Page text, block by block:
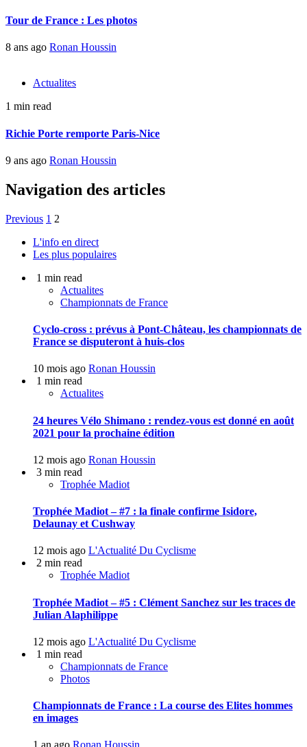
Tour de France : Les photos
8 ans ago Ronan Houssin
Actualites
1 min read
Richie Porte remporte Paris-Nice
9 ans ago Ronan Houssin
Navigation des articles
Previous 1 2
L'info en direct
Les plus populaires
1 min read
Actualites
Championnats de France
Cyclo-cross : prévus à Pont-Château, les championnats de
France se disputeront à huis-clos
10 mois ago Ronan Houssin
1 min read
Actualites
24 heures Vélo Shimano : rendez-vous est donné en août
2021 pour la prochaine édition
12 mois ago Ronan Houssin
3 min read
Trophée Madiot
Trophée Madiot – #7 : la finale confirme Isidore,
Delaunay et Cushway
12 mois ago L'Actualité Du Cyclisme
2 min read
Trophée Madiot
Trophée Madiot – #5 : Clément Sanchez sur les traces de
Julian Alaphilippe
12 mois ago L'Actualité Du Cyclisme
1 min read
Championnats de France
Photos
Championnats de France : La course des Elites hommes
en images